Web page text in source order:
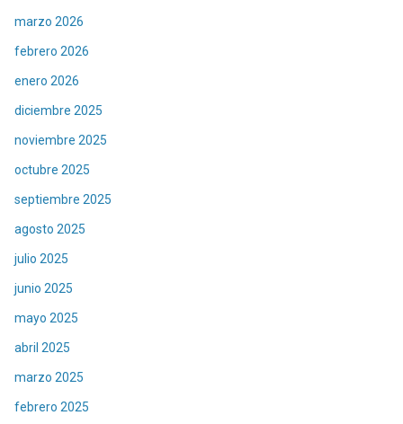
marzo 2026
febrero 2026
enero 2026
diciembre 2025
noviembre 2025
octubre 2025
septiembre 2025
agosto 2025
julio 2025
junio 2025
mayo 2025
abril 2025
marzo 2025
febrero 2025